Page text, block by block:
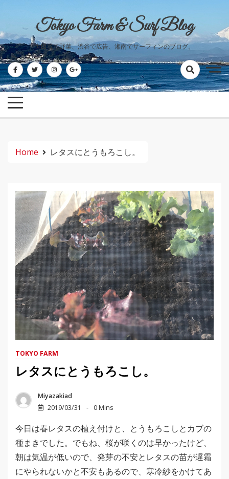
content
Tokyo Farm & Surf Blog
世田谷で野菜、渋谷で広告、湘南でサーフィンのブログ。
Home レタスにとうもろこし。
TOKYO FARM
レタスにとうもろこし。
Miyazakiad
2019/03/31
0 Mins
今日は春レタスの植え付けと、とうもろこしとカブの
種まきでした。でもね、桜が咲くのは早かったけど、
朝は気温が低いので、発芽の不安とレタスの苗が遅霜
にやられないかと不安もあるので、寒冷紗をかけてあ